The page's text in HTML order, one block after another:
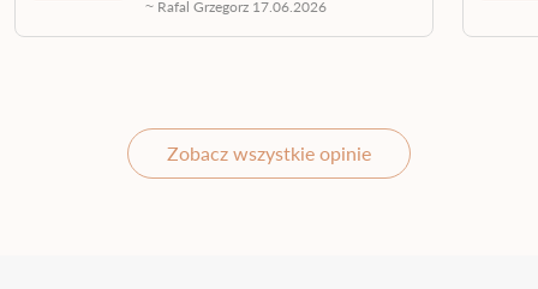
~ Rafal Grzegorz 17.06.2026
Zobacz wszystkie opinie